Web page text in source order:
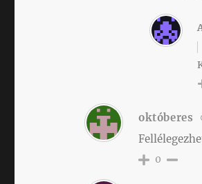
októberes
0